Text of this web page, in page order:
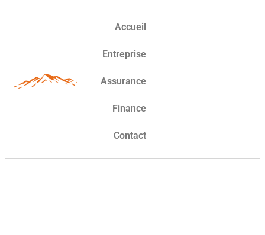
Accueil
Entreprise
Assurance
Finance
Contact